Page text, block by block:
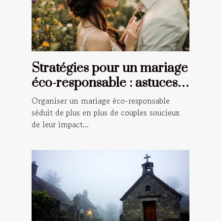
Stratégies pour un mariage
éco-responsable : astuces
et conseils
Organiser un mariage éco-responsable
séduit de plus en plus de couples soucieux
de leur impact...